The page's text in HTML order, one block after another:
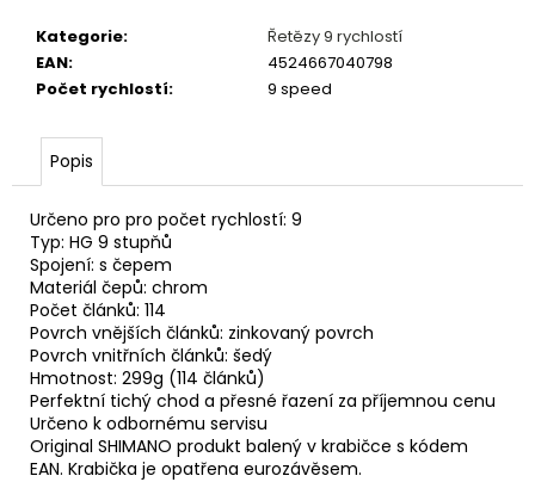
Kategorie:
Řetězy 9 rychlostí
EAN:
4524667040798
Počet rychlostí: 9 speed
Popis
Určeno pro pro počet rychlostí: 9
Typ: HG 9 stupňů
Spojení: s čepem
Materiál čepů: chrom
Počet článků: 114
Povrch vnějších článků: zinkovaný povrch
Povrch vnitřních článků: šedý
Hmotnost: 299g (114 článků)
Perfektní tichý chod a přesné řazení za příjemnou cenu
Určeno k odbornému servisu
Original SHIMANO produkt balený v krabičce s kódem
EAN. Krabička je opatřena eurozávěsem.
o
p
o
u
j
e
m
e
BOWDEN
TEFLON
ŘADÍCÍ
ČERNÝ
SP-
4MM